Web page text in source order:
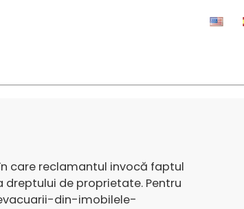
care reclamantul invocă faptul
de proprietate. Pentru
din-imobilele-